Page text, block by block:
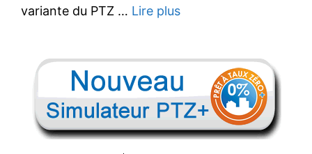
variante du PTZ … Lire plus